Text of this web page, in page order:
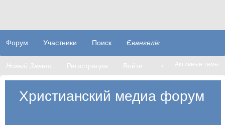
Христианский медиа форум
Форум Участники Поиск Євангеліє
Новый Завет Регистрация Войти ➝ Активные темы